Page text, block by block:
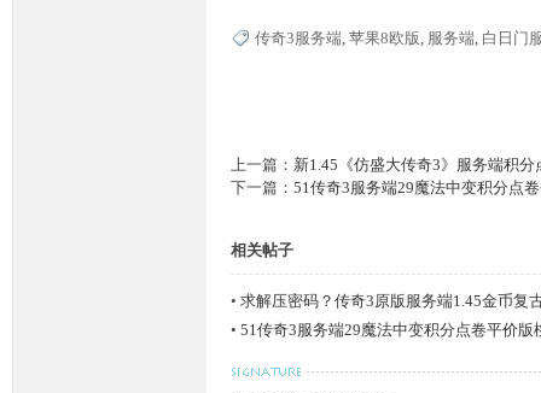
传奇3服务端, 苹果8欧版, 服务端, 白日门
上一篇： 新1.45《仿盛大传奇3》服务端积
下一篇： 51传奇3服务端29魔法中变积分点
相关帖子
• 求解压密码？传奇3原版服务端1.45金币复
• 51传奇3服务端29魔法中变积分点卷平价版